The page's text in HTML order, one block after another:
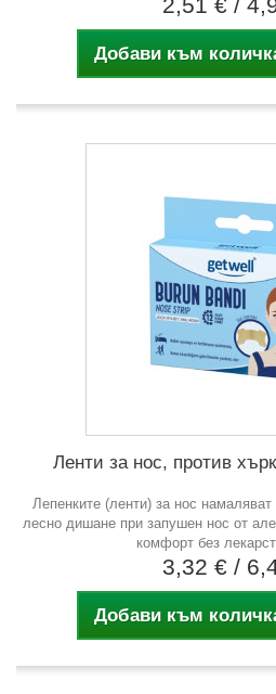
Добави към
Ленти за нос, против
Лепенките (ленти) за нос
лесно дишане при запушен нос от
комфорт без
3,32 € /
Добави към